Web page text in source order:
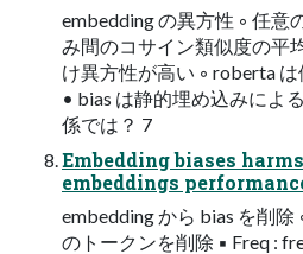
embedding の異方性 ◦ 任意
み間のコサイン類似度の平
け異方性が高い ◦ roberta
• bias は静的埋め込みによ
係では？ 7
Embedding biases
embeddings
embedding から bias を削除
のトークンを削除 ▪ Freq :